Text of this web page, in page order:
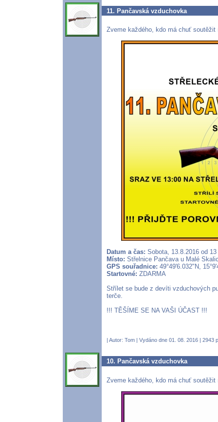
11. Pančavská vzduchovka
Zveme každého, kdo má chuť
Datum a čas: Sobota, 13.8.2016 od 13
Místo: Střelnice Pančava u Malé
GPS souřadnice: 49°49'6.032"N,
Startovné: ZDARMA
Střílet se bude z devíti vzduchových
terče.
!!! TĚŠÍME SE NA VAŠI ÚČAST !!!
| Autor: Tom | Vydáno dne 01. 08. 2016 | 2943
10. Pančavská vzduchovka
Zveme každého, kdo má chuť